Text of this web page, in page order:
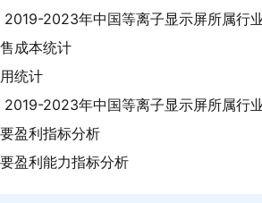
2019-2023年中国等离子显示屏所属行
成本统计
统计
2019-2023年中国等离子显示屏所属行
盈利指标分析
盈利能力指标分析